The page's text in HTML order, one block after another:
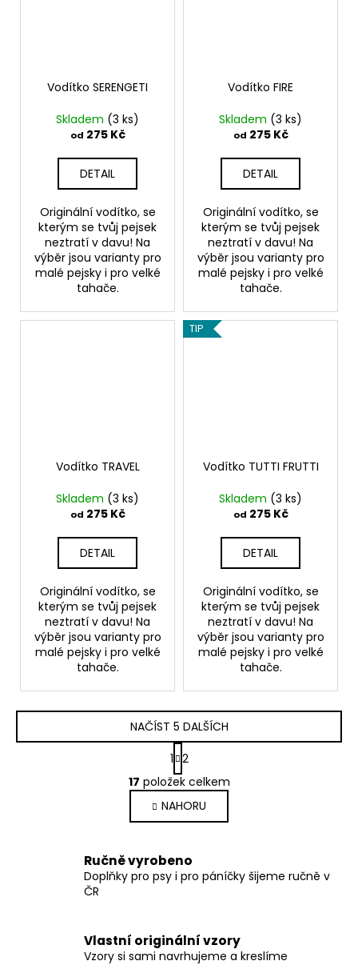
Vodítko SERENGETI
Skladem (3 ks)
od 275 Kč
DETAIL
Originální vodítko, se
kterým se tvůj pejsek
neztratí v davu! Na
výběr jsou varianty pro
malé pejsky i pro velké
tahače.
Vodítko FIRE
Skladem (3 ks)
od 275 Kč
DETAIL
Originální vodítko, se
kterým se tvůj pejsek
neztratí v davu! Na
výběr jsou varianty pro
malé pejsky i pro velké
tahače.
Vodítko TRAVEL
Skladem (3 ks)
od 275 Kč
DETAIL
Originální vodítko, se
kterým se tvůj pejsek
neztratí v davu! Na
výběr jsou varianty pro
malé pejsky i pro velké
tahače.
TIP
Vodítko TUTTI FRUTTI
Skladem (3 ks)
od 275 Kč
DETAIL
Originální vodítko, se
kterým se tvůj pejsek
neztratí v davu! Na
výběr jsou varianty pro
malé pejsky i pro velké
tahače.
O
v
l
á
a
c
r
v
NAČÍST 5 DALŠÍCH
S
t
r
á
n
k
v
á
n
1 2
17 položek celkem
NAHORU
Ručně vyrobeno
Doplňky pro psy i pro páníčky šijeme ručně v
ČR
Vlastní originální vzory
Vzory si sami navrhujeme a kreslíme